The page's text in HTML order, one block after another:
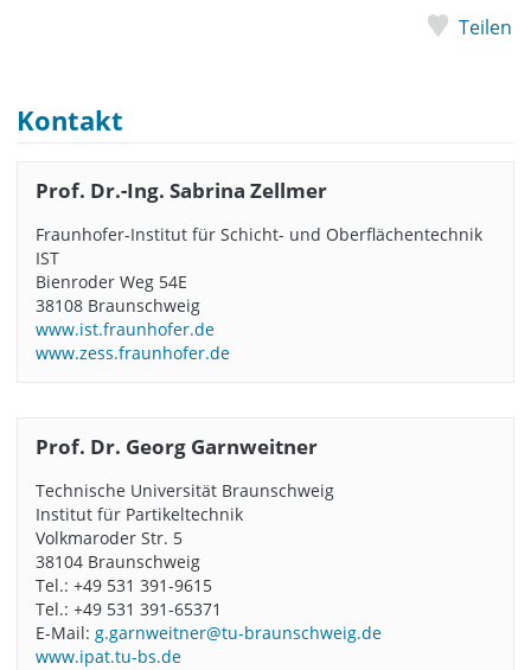
Teilen
Kontakt
Prof. Dr.-Ing. Sabrina Zellmer
Fraunhofer-Institut für Schicht- und Oberflächentechnik
IST
Bienroder Weg 54E
38108 Braunschweig
www.ist.fraunhofer.de
www.zess.fraunhofer.de
Prof. Dr. Georg Garnweitner
Technische Universität Braunschweig
Institut für Partikeltechnik
Volkmaroder Str. 5
38104 Braunschweig
Tel.: +49 531 391-9615
Tel.: +49 531 391-65371
E-Mail: g.garnweitner@tu-braunschweig.de
www.ipat.tu-bs.de